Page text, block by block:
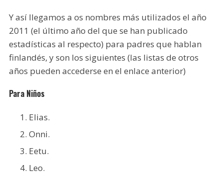
Y así llegamos a os nombres más utilizados el año
2011 (el último año del que se han publicado
estadísticas al respecto) para padres que hablan
finlandés, y son los siguientes (las listas de otros
años pueden accederse en el enlace anterior)
Para Niños
Elias.
Onni.
Eetu.
Leo.